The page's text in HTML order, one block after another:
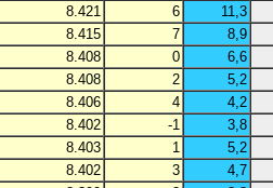
8.421 6
11,3
8.415 7
8,9
8.408 0
6,6
8.408 2
5,2
8.406 4
4,2
8.402 -1
3,8
8.403 1
5,2
8.402 3
4,7